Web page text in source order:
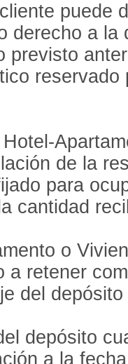
puede
derecho a
previsto
de la
para
cantidad
o
a retener
del
depósito
a la